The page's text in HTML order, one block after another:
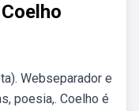
Webseparador e
poesia,. Coelho é